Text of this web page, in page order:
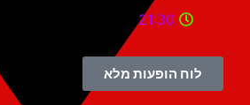
21:30
לוח הופעות מלא